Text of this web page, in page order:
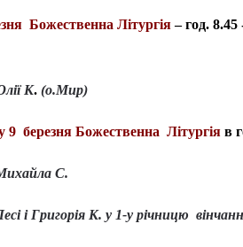
Божественна Літургія– год. 8.45
К. (о.Мир)
березня Божественна Літургія в
С.
і Григорія К. у 1-у річницю